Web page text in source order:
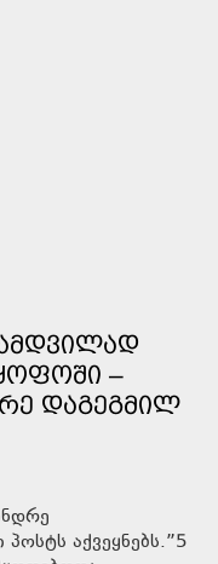
–
ᲓᲐᲒᲔᲒᲛᲘᲚ
აქვეყნებს.”5